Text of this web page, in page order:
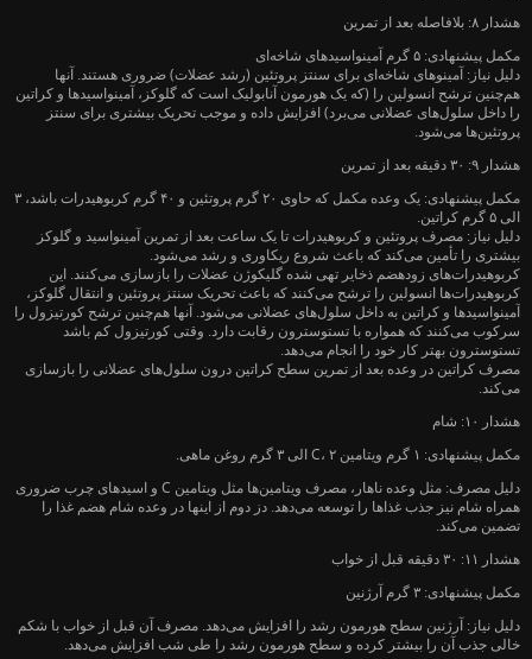
هشدار ۸: بلافاصله بعد از تمرین
مکمل پیشنهادی: ۵ گرم آمینواسیدهای شاخه‌ای
دلیل نیاز: آمینوهای شاخه‌ای برای سنتز پروتئین (رشد عضلات) ضروری هستند. آنها
هم‌چنین ترشح انسولین را (که یک هورمون آنابولیک است که گلوکز، آمینواسیدها و کراتین
را داخل سلول‌های عضلانی می‌برد) افزایش داده و موجب تحریک بیشتری برای سنتز
پروتئین‌ها می‌شود.
هشدار ۹: ۳۰ دقیقه بعد از تمرین
مکمل پیشنهادی: یک وعده مکمل که حاوی ۲۰ گرم پروتئین و ۴۰ گرم کربوهیدرات باشد، ۳
الی ۵ گرم کراتین.
دلیل نیاز: مصرف پروتئین و کربوهیدرات تا یک ساعت بعد از تمرین آمینواسید و گلوکز
بیشتری را تأمین می‌کند که باعث شروع ریکاوری و رشد می‌شود.
کربوهیدرات‌های زودهضم ذخایر تهی شده گلیکوژن عضلات را بازسازی می‌کنند. این
کربوهیدرات‌ها انسولین را ترشح می‌کنند که باعث تحریک سنتز پروتئین و انتقال گلوکز،
آمینواسیدها و کراتین به داخل سلول‌های عضلانی می‌شود. آنها هم‌چنین ترشح کورتیزول را
سرکوب می‌کنند که همواره با تستوسترون رقابت دارد. وقتی کورتیزول کم باشد
تستوسترون بهتر کار خود را انجام می‌دهد.
مصرف کراتین در وعده بعد از تمرین سطح کراتین درون سلول‌های عضلانی را بازسازی
می‌کند.
هشدار ۱۰: شام
مکمل پیشنهادی: ۱ گرم ویتامین C، ۲ الی ۳ گرم روغن ماهی.
دلیل مصرف: مثل وعده ناهار، مصرف ویتامین‌ها مثل ویتامین C و اسیدهای چرب ضروری
همراه شام نیز جذب غذاها را توسعه می‌دهد. دز دوم از اینها در وعده شام هضم غذا را
تضمین می‌کند.
هشدار ۱۱: ۳۰ دقیقه قبل از خواب
مکمل پیشنهادی: ۳ گرم آرژنین
دلیل نیاز: آرژنین سطح هورمون رشد را افزایش می‌دهد. مصرف آن قبل از خواب با شکم
خالی جذب آن را بیشتر کرده و سطح هورمون رشد را طی شب افزایش می‌دهد.